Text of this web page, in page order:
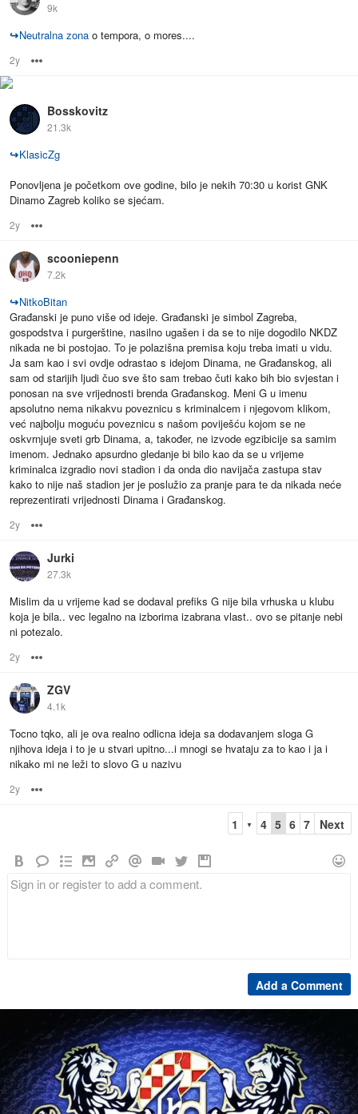
9k
↪Neutralna zona o tempora, o mores....
2y
Bosskovitz
21.3k
↪KlasicZg
Ponovljena je početkom ove godine, bilo je nekih 70:30 u korist GNK
Dinamo Zagreb koliko se sjećam.
2y
scooniepenn
7.2k
↪NitkoBitan
Građanski je puno više od ideje. Građanski je simbol Zagreba,
gospodstva i purgerštine, nasilno ugašen i da se to nije dogodilo NKDZ
nikada ne bi postojao. To je polazišna premisa koju treba imati u vidu.
Ja sam kao i svi ovdje odrastao s idejom Dinama, ne Građanskog, ali
sam od starijih ljudi čuo sve što sam trebao čuti kako bih bio svjestan i
ponosan na sve vrijednosti brenda Građanskog. Meni G u imenu
apsolutno nema nikakvu poveznicu s kriminalcem i njegovom klikom,
već najbolju moguću poveznicu s našom poviješću kojom se ne
oskvrnjuje sveti grb Dinama, a, također, ne izvode egzibicije sa samim
imenom. Jednako apsurdno gledanje bi bilo kao da se u vrijeme
kriminalca izgradio novi stadion i da onda dio navijača zastupa stav
kako to nije naš stadion jer je poslužio za pranje para te da nikada neće
reprezentirati vrijednosti Dinama i Građanskog.
2y
Jurki
27.3k
Mislim da u vrijeme kad se dodaval prefiks G nije bila vrhuska u klubu
koja je bila.. vec legalno na izborima izabrana vlast.. ovo se pitanje nebi
ni potezalo.
2y
ZGV
4.1k
Tocno tqko, ali je ova realno odlicna ideja sa dodavanjem sloga G
njihova ideja i to je u stvari upitno...i mnogi se hvataju za to kao i ja i
nikako mi ne leži to slovo G u nazivu
2y
1 ▼ 4 5 6 7 Next
Add a Comment